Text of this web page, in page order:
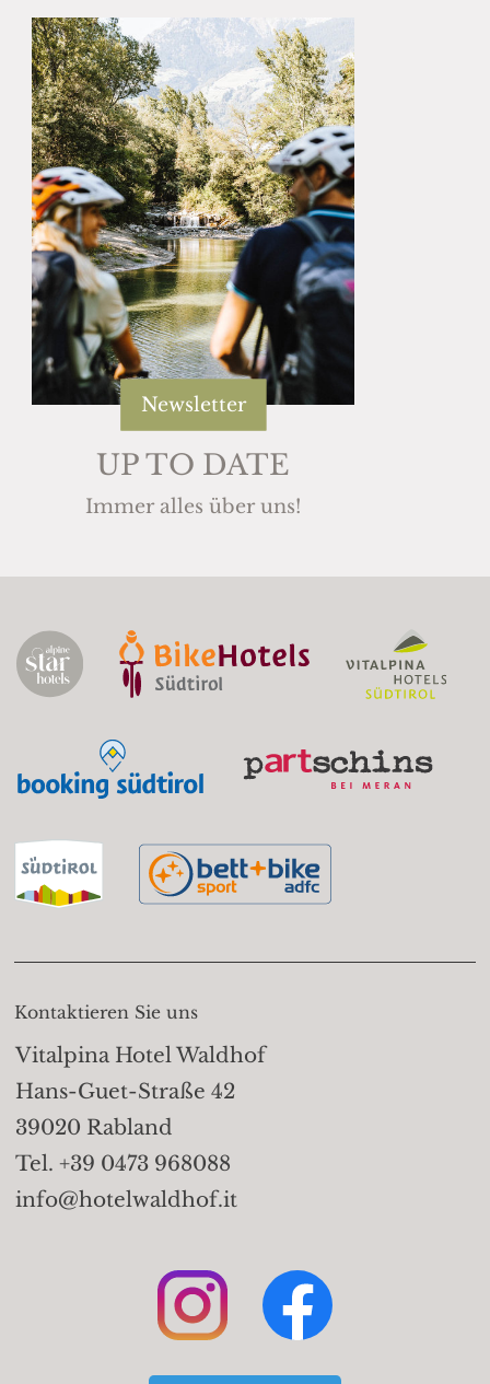
Newsletter
UP TO DATE
Immer alles über uns!
Kontaktieren Sie uns
Vitalpina Hotel Waldhof
Hans-Guet-Straße 42
39020 Rabland
Tel. +39 0473 968088
info@hotelwaldhof.it